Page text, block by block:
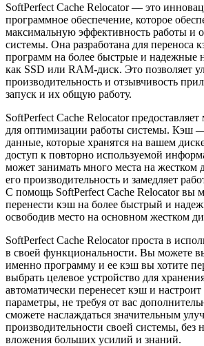
SoftPerfect Cache Relocator — это
программное обеспечение, которое
максимальную эффективность работы и
системы. Она разработана для переноса
программ на более быстрые и надежные
как SSD или RAM-диск. Это позволяет
производительность и отзывчивость
запуск и их общую работу.
SoftPerfect Cache Relocator
для оптимизации работы системы. Кэш
данные, которые хранятся на вашем
доступ к повторно используемой
может занимать много места на жестком
его производительность и замедляет
С помощь SoftPerfect Cache Relocator вы
перенести кэш на более быстрый и
освободив место на основном жестком
SoftPerfect Cache Relocator проста в
в своей функциональности. Вы можете
именно программу и ее кэш вы хотите
выбрать целевое устройство для
автоматически перенесет кэш и
параметры, не требуя от вас
сможете наслаждаться значительным
производительности своей системы, без
вложения больших усилий и знаний.